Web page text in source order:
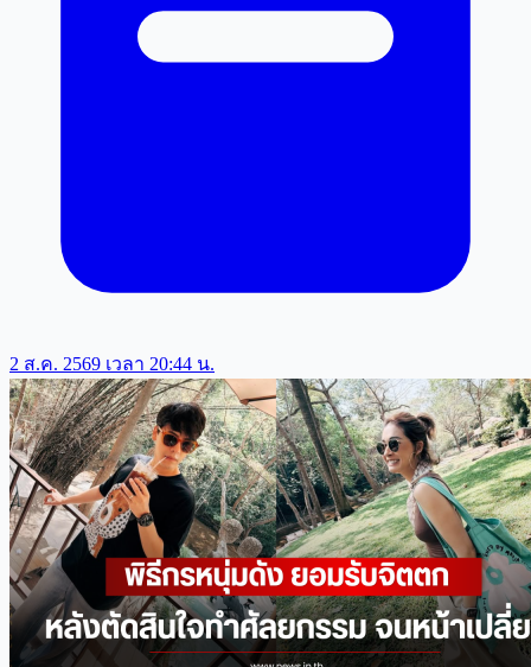
2 ส.ค. 2569 เวลา 20:44 น.